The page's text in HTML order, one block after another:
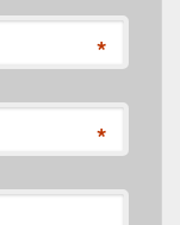
*
*